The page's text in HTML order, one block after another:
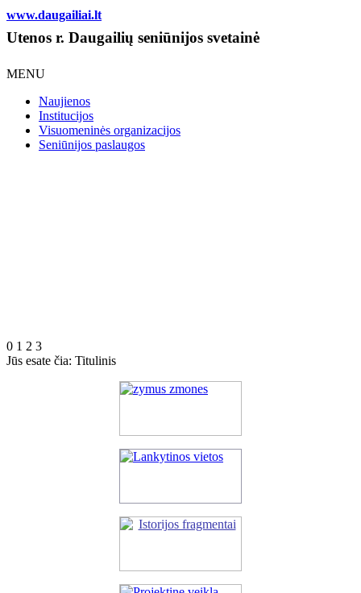
www.daugailiai.lt
Utenos r. Daugailių seniūnijos svetainė
MENU
Naujienos
Institucijos
Visuomeninės organizacijos
Seniūnijos paslaugos
0 1 2 3
Jūs esate čia: Titulinis